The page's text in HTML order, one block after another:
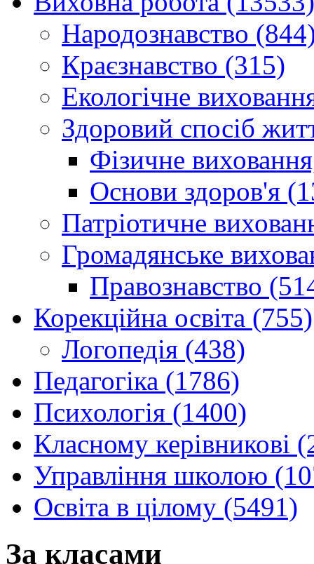
Народознавство
Краєзнавство (315)
Екологічне
Здоровий спосіб
Фізичне
Основи здоров'я
Патріотичне
Громадянське
Правознавство
Корекційна освіта (755)
Логопедія (438)
Педагогіка (1786)
Психологія (1400)
Класному керівникові
Управління школою
Освіта в цілому (5491)
За класами